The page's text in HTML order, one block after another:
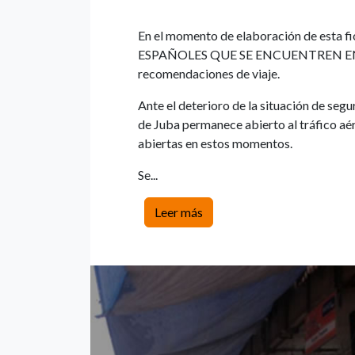
En el momento de elaboración de esta
ESPAÑOLES QUE SE ENCUENTREN
recomendaciones de viaje.
Ante el deterioro de la situación de
de Juba permanece abierto al tráfico
abiertas en estos momentos.
Se...
Leer más